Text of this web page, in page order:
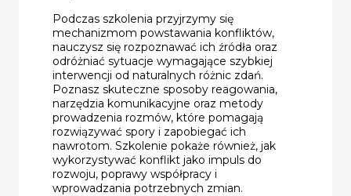
Podczas szkolenia przyjrzymy się
mechanizmom powstawania konfliktów,
nauczysz się rozpoznawać ich źródła oraz
odróżniać sytuacje wymagające szybkiej
interwencji od naturalnych różnic zdań.
Poznasz skuteczne sposoby reagowania,
narzędzia komunikacyjne oraz metody
prowadzenia rozmów, które pomagają
rozwiązywać spory i zapobiegać ich
nawrotom. Szkolenie pokaże również, jak
wykorzystywać konflikt jako impuls do
rozwoju, poprawy współpracy i
wprowadzania potrzebnych zmian.